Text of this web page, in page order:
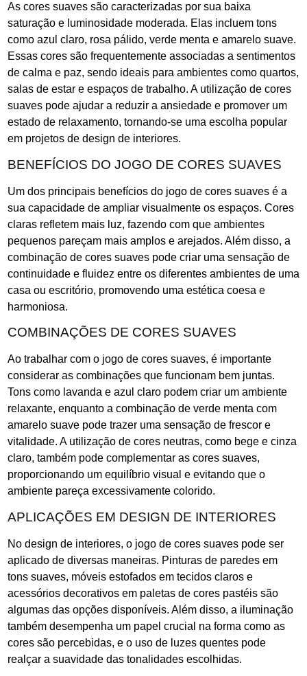
As cores suaves são caracterizadas por sua baixa
saturação e luminosidade moderada. Elas incluem tons
como azul claro, rosa pálido, verde menta e amarelo suave.
Essas cores são frequentemente associadas a sentimentos
de calma e paz, sendo ideais para ambientes como quartos,
salas de estar e espaços de trabalho. A utilização de cores
suaves pode ajudar a reduzir a ansiedade e promover um
estado de relaxamento, tornando-se uma escolha popular
em projetos de design de interiores.
BENEFÍCIOS DO JOGO DE CORES SUAVES
Um dos principais benefícios do jogo de cores suaves é a
sua capacidade de ampliar visualmente os espaços. Cores
claras refletem mais luz, fazendo com que ambientes
pequenos pareçam mais amplos e arejados. Além disso, a
combinação de cores suaves pode criar uma sensação de
continuidade e fluidez entre os diferentes ambientes de uma
casa ou escritório, promovendo uma estética coesa e
harmoniosa.
COMBINAÇÕES DE CORES SUAVES
Ao trabalhar com o jogo de cores suaves, é importante
considerar as combinações que funcionam bem juntas.
Tons como lavanda e azul claro podem criar um ambiente
relaxante, enquanto a combinação de verde menta com
amarelo suave pode trazer uma sensação de frescor e
vitalidade. A utilização de cores neutras, como bege e cinza
claro, também pode complementar as cores suaves,
proporcionando um equilíbrio visual e evitando que o
ambiente pareça excessivamente colorido.
APLICAÇÕES EM DESIGN DE INTERIORES
No design de interiores, o jogo de cores suaves pode ser
aplicado de diversas maneiras. Pinturas de paredes em
tons suaves, móveis estofados em tecidos claros e
acessórios decorativos em paletas de cores pastéis são
algumas das opções disponíveis. Além disso, a iluminação
também desempenha um papel crucial na forma como as
cores são percebidas, e o uso de luzes quentes pode
realçar a suavidade das tonalidades escolhidas.